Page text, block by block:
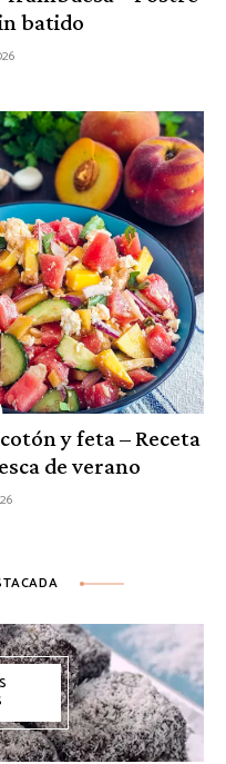
batido
y feta – Receta
de verano